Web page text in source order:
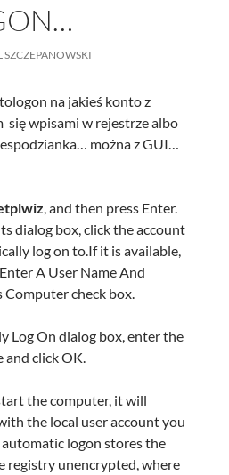
SZCZEPANOWSKI
na jakieś konto z
się wpisami w rejestrze albo
można z GUI…
, and then press Enter.
dialog box, click the account
log on to.If it is available,
A User Name And
Computer check box.
Log On dialog box, enter the
and click OK.
the computer, it will
the local user account you
logon stores the
registry unencrypted, where